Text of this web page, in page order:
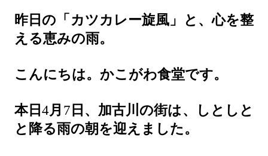
昨日の「カツカレー旋風」と、心を整
える恵みの雨。
こんにちは。かこがわ食堂です。
本日4月 7 日、加古川の街は、しとしと
と降る雨の朝を迎えました。